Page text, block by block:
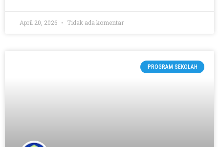
April 20, 2026 Tidak ada komentar
PROGRAM SEKOLAH